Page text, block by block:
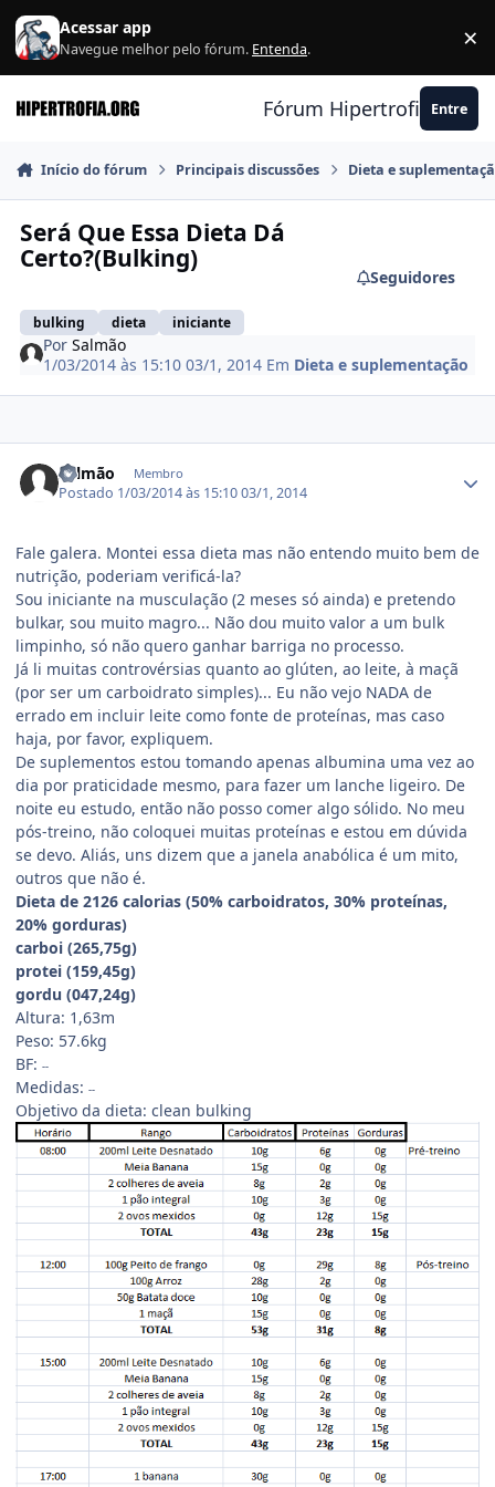
Ir para conteúdo
Acessar app
Navegue melhor pelo fórum. Entenda. ×
Fórum Hipertrofia.org
Entre
Início do fórum Principais discussões Dieta e
Será Que Essa Dieta Dá
Certo?(Bulking)
bulking dieta iniciante
Seguidores
PorSalmão
1/03/2014 às 15:1003/1, 2014 Em Dieta e suplementação
Salmão Membro
Postado 1/03/2014 às 15:1003/1, 2014
Fale galera. Montei essa dieta mas não entendo muito bem de
nutrição, poderiam verificá-la?
Sou iniciante na musculação (2 meses só ainda) e pretendo
bulkar, sou muito magro... Não dou muito valor a um bulk
limpinho, só não quero ganhar barriga no processo.
Já li muitas controvérsias quanto ao glúten, ao leite, à maçã
(por ser um carboidrato simples)... Eu não vejo NADA de
errado em incluir leite como fonte de proteínas, mas caso
haja, por favor, expliquem.
De suplementos estou tomando apenas albumina uma vez ao
dia por praticidade mesmo, para fazer um lanche ligeiro. De
noite eu estudo, então não posso comer algo sólido. No meu
pós-treino, não coloquei muitas proteínas e estou em dúvida
se devo. Aliás, uns dizem que a janela anabólica é um mito,
outros que não é.
Dieta de 2126 calorias (50% carboidratos, 30% proteínas,
20% gorduras)
carboi (265,75g)
protei (159,45g)
gordu (047,24g)
Altura: 1,63m
Peso: 57.6kg
BF: --
Medidas: --
Objetivo da dieta: clean bulking